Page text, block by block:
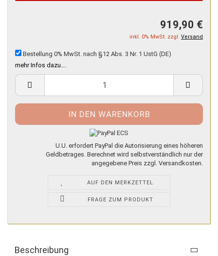
919,90 €
inkl. 0% MwSt. zzgl. Versand
Bestellung 0% MwSt. nach §12 Abs. 3 Nr. 1 UstG (DE)
mehr Infos dazu…
U.U. erfordert PayPal die Autorisierung eines höheren
Geldbetrages. Berechnet wird selbstverständlich nur der
angegebene Preis zzgl. Versandkosten.
AUF DEN MERKZETTEL
FRAGE ZUM PRODUKT
Beschreibung